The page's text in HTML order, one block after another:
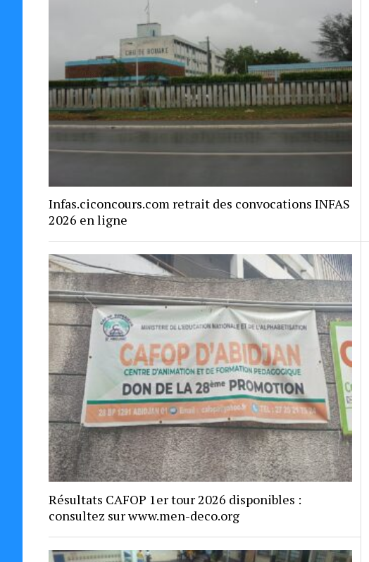
Infas.ciconcours.com retrait des convocations INFAS
2026 en ligne
Résultats CAFOP 1er tour 2026 disponibles :
consultez sur www.men-deco.org